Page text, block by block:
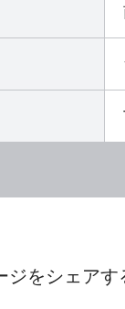
ジをシェアす